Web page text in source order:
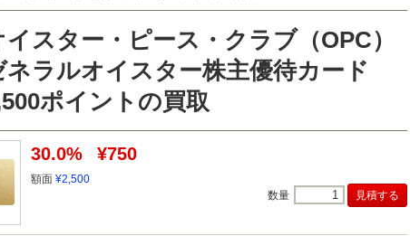
イスター・ピース・クラブ（OPC）
ネラルオイスター株主優待カード
ポイントの買取
30.0% ¥750
額面 ¥2,500
数量